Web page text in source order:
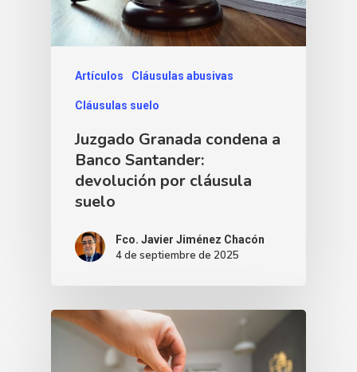
Artículos Cláusulas abusivas
Cláusulas suelo
Juzgado Granada condena a
Banco Santander:
devolución por cláusula
suelo
Fco. Javier Jiménez Chacón
4 de septiembre de 2025